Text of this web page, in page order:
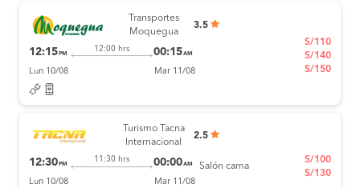
Transportes
Moquegua
3.5
12:15 PM
12:00 hrs 00:15AM
Lun 10/08 Mar 11/08
S/110
S/140
S/150
Turismo Tacna
Internacional
2.5
12:30PM
11:30 hrs 00:00AM
Lun 10/08 Mar 11/08
Salón cama
S/100
S/130